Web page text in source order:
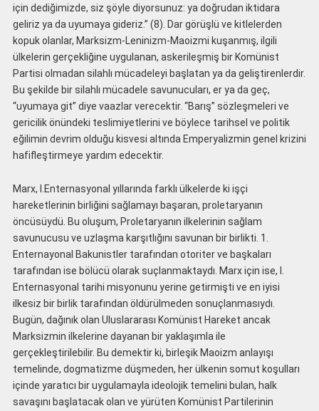
için dediğimizde, siz şöyle diyorsunuz: ya doğrudan iktidara
geliriz ya da uyumaya gideriz.” (8). Dar görüşlü ve kitlelerden
kopuk olanlar, Marksizm-Leninizm-Maoizmi kuşanmış, ilgili
ülkelerin gerçekliğine uygulanan, askerileşmiş bir Komünist
Partisi olmadan silahlı mücadeleyi başlatan ya da geliştirenlerdir.
Bu şekilde bir silahlı mücadele savunucuları, er ya da geç,
“uyumaya git” diye vaazlar verecektir. “Barış” sözleşmeleri ve
gericilik önündeki teslimiyetlerini ve böylece tarihsel ve politik
eğilimin devrim olduğu kisvesi altında Emperyalizmin genel krizini
hafifleştirmeye yardım edecektir.
Marx, I.Enternasyonal yıllarında farklı ülkelerde ki işçi
hareketlerinin birliğini sağlamayı başaran, proletaryanın
öncüsüydü. Bu oluşum, Proletaryanın ilkelerinin sağlam
savunucusu ve uzlaşma karşıtlığını savunan bir birlikti. 1.
Enternayonal Bakunistler tarafından otoriter ve başkaları
tarafından ise bölücü olarak suçlanmaktaydı. Marx için ise, I.
Enternasyonal tarihi misyonunu yerine getirmişti ve en iyisi
ilkesiz bir birlik tarafından öldürülmeden sonuçlanmasıydı.
Bugün, dağınık olan Uluslararası Komünist Hareket ancak
Marksizmin ilkelerine dayanan bir yaklaşımla ile
gerçekleştirilebilir. Bu demektir ki, birleşik Maoizm anlayışı
temelinde, dogmatizme düşmeden, her ülkenin somut koşulları
içinde yaratıcı bir uygulamayla ideolojik temelini bulan, halk
savaşını başlatacak olan ve yürüten Komünist Partilerinin